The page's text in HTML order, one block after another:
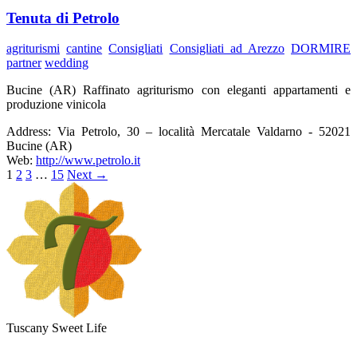
Tenuta di Petrolo
agriturismi cantine Consigliati Consigliati ad Arezzo DORMIRE
partner wedding
Bucine (AR) Raffinato agriturismo con eleganti appartamenti e
produzione vinicola
Address: Via Petrolo, 30 – località Mercatale Valdarno - 52021
Bucine (AR)
Web: http://www.petrolo.it
1 2 3 … 15 Next →
Tuscany Sweet Life